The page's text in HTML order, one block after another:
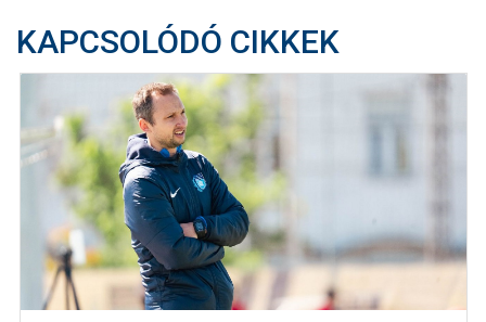
KAPCSOLÓDÓ CIKKEK